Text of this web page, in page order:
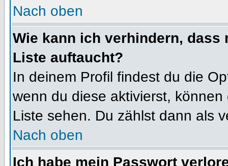
Nach oben
Wie kann ich verhindern, dass
Liste auftaucht?
In deinem Profil findest du die
wenn du diese aktivierst,
Liste sehen. Du zählst dann als
Nach oben
Ich habe mein Passwort